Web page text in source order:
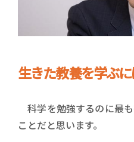
生きた教養を学ぶ
科学を勉強するのに最
ことだと思います。